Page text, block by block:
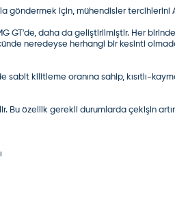
göndermek için, mühendisler tercihlerini
GT'de, daha da geliştirilmiştir. Her
neredeyse herhangi bir kesinti
kilitleme oranına sahip, kısıtlı-
özellik gerekli durumlarda çekişin